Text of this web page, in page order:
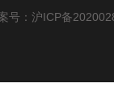
号：沪ICP备